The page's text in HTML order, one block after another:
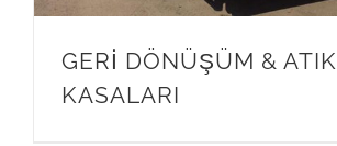
GERİ DÖNÜŞÜM & ATIK
KASALARI